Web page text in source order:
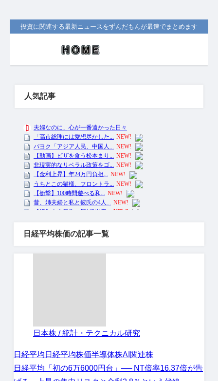
投資に関連する最新ニュースをずんだもんが最速でまとめます
人気記事
日経平均株価の記事一覧
日本株 / 統計・テクニカル研究
日経平均 日経平均株価半導体株AI関連株
日経平均「初の6万6000円台」── NT倍率16.37倍が告